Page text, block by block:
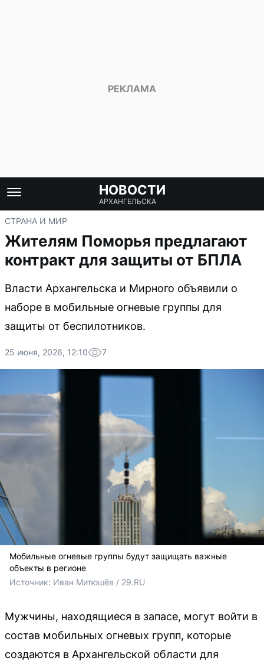
НОВОСТИ
АРХАНГЕЛЬСКА
СТРАНА И МИР
Жителям Поморья предлагают
контракт для защиты от БПЛА
Власти Архангельска и Мирного объявили о
наборе в мобильные огневые группы для
защиты от беспилотников.
25 июня, 2026, 12:10 7
Мобильные огневые группы будут защищать важные
объекты в регионе
Источник: Иван Митюшёв / 29.RU
Мужчины, находящиеся в запасе, могут войти в
состав мобильных огневых групп, которые
создаются в Архангельской области для